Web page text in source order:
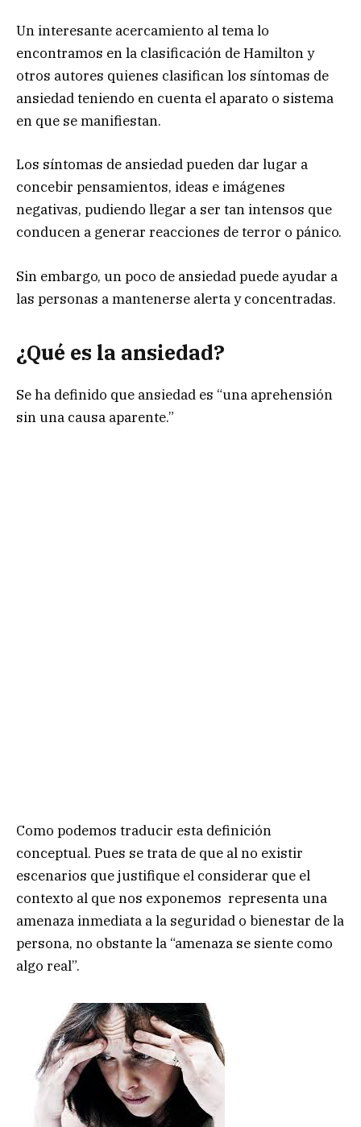
Un interesante acercamiento al tema lo
encontramos en la clasificación de Hamilton y
otros autores quienes clasifican los síntomas de
ansiedad teniendo en cuenta el aparato o sistema
en que se manifiestan.
Los síntomas de ansiedad pueden dar lugar a
concebir pensamientos, ideas e imágenes
negativas, pudiendo llegar a ser tan intensos que
conducen a generar reacciones de terror o pánico.
Sin embargo, un poco de ansiedad puede ayudar a
las personas a mantenerse alerta y concentradas.
¿Qué es la ansiedad?
Se ha definido que ansiedad es “una aprehensión
sin una causa aparente.”
Como podemos traducir esta definición
conceptual. Pues se trata de que al no existir
escenarios que justifique el considerar que el
contexto al que nos exponemos representa una
amenaza inmediata a la seguridad o bienestar de la
persona, no obstante la “amenaza se siente como
algo real”.